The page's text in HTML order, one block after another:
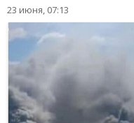
23 июня, 07:13